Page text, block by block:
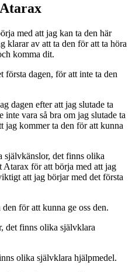
med att jag kan ta den här
klarar av att ta den för att ta höra
komma dit.
dagen, för att inte ta den
dagen efter att jag slutade ta
inte vara så bra om jag slutade ta
jag kommer ta den för att kunna
självkänslor, det finns olika
Atarax för att börja med att jag
att jag börjar med det första
för att kunna ge oss den.
det finns olika självklara
olika självklara hjälpmedel.